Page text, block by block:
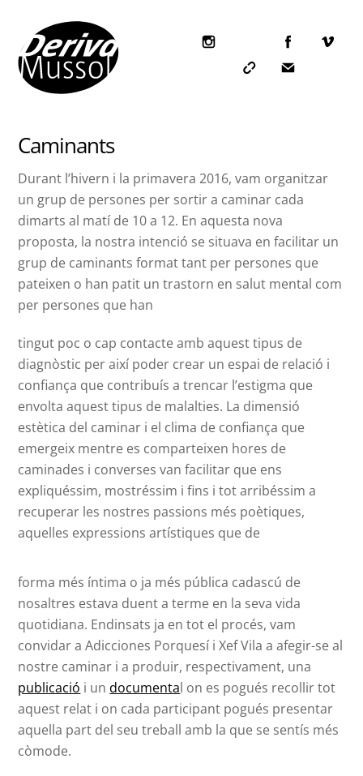
content
Icon
Icon
Icon
Caminants
Durant l’hivern i la primavera 2016, vam organitzar
un grup de persones per sortir a caminar cada
dimarts al matí de 10 a 12. En aquesta nova
proposta, la nostra intenció se situava en facilitar un
grup de caminants format tant per persones que
pateixen o han patit un trastorn en salut mental com
per persones que han
tingut poc o cap contacte amb aquest tipus de
diagnòstic per així poder crear un espai de relació i
confiança que contribuís a trencar l’estigma que
envolta aquest tipus de malalties. La dimensió
estètica del caminar i el clima de confiança que
emergeix mentre es comparteixen hores de
caminades i converses van facilitar que ens
expliquéssim, mostréssim i fins i tot arribéssim a
recuperar les nostres passions més poètiques,
aquelles expressions artístiques que de
forma més íntima o ja més pública cadascú de
nosaltres estava duent a terme en la seva vida
quotidiana. Endinsats ja en tot el procés, vam
convidar a Adicciones Porquesí i Xef Vila a afegir-se al
nostre caminar i a produir, respectivament, una
publicació i undocumental on es pogués recollir tot
aquest relat i on cada participant pogués presentar
aquella part del seu treball amb la que se sentís més
còmode.